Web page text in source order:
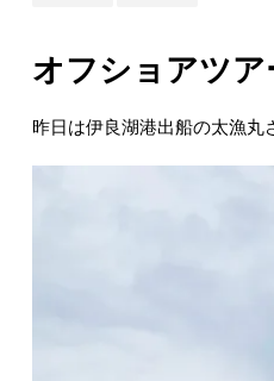
オフショアツア
昨日は伊良湖港出船の太漁